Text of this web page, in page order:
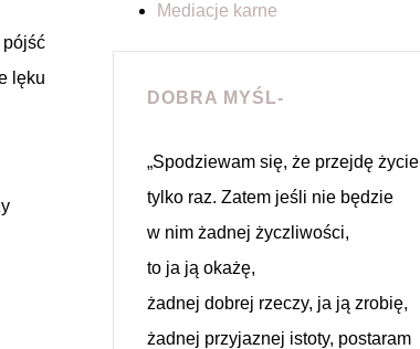
pójść
lęku
Mediacje karne
DOBRA MYŚL-
„Spodziewam się, że przejdę życie
tylko raz. Zatem jeśli nie będzie
w nim żadnej życzliwości,
to ja ją okażę,
żadnej dobrej rzeczy, ja ją zrobię,
żadnej przyjaznej istoty, postaram